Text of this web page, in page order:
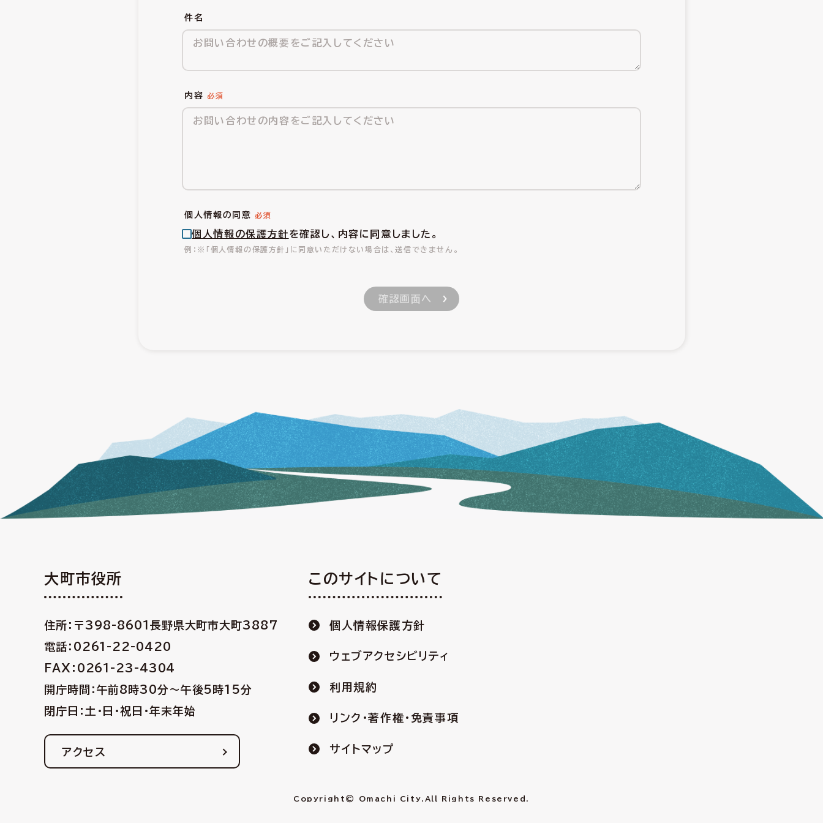
件名
内容
個人情報の同意
個人情報の保護方針を確認し、内容に同意しました。
※「個人情報の保護方針」に同意いただけない場合は、送信できません。
大町市役所
住所：〒398-8601 長野県大町市大町3887
電話：0261-22-0420
FAX：0261-23-4304
開庁時間：午前8時30分〜午後5時15分
閉庁日：土・日・祝日・年末年始
アクセス
このサイトについて
個人情報保護方針
ウェブアクセシビリティ
利用規約
リンク・著作権・免責事項
サイトマップ
Copyright© Omachi City. All Rights Reserved.